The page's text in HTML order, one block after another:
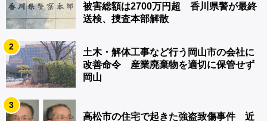
被害総額は2700万円超 香川県警が最終
送検、捜査本部解散
2
土木・解体工事など行う岡山市の会社に
改善命令 産業廃棄物を適切に保管せず
岡山
3
高松市の住宅で起きた強盗致傷事件 近